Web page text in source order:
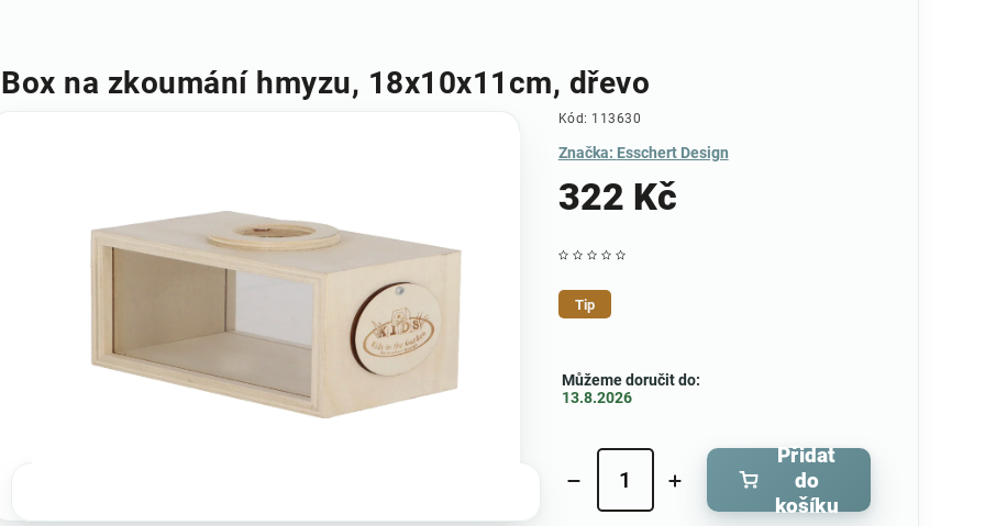
Box na zkoumání hmyzu, 18x10x11cm, dřevo
Kód: 113630
322 Kč
Tip
Značka: Esschert Design
Můžeme doručit do:
13.8.2026
Přidat
do
košíku